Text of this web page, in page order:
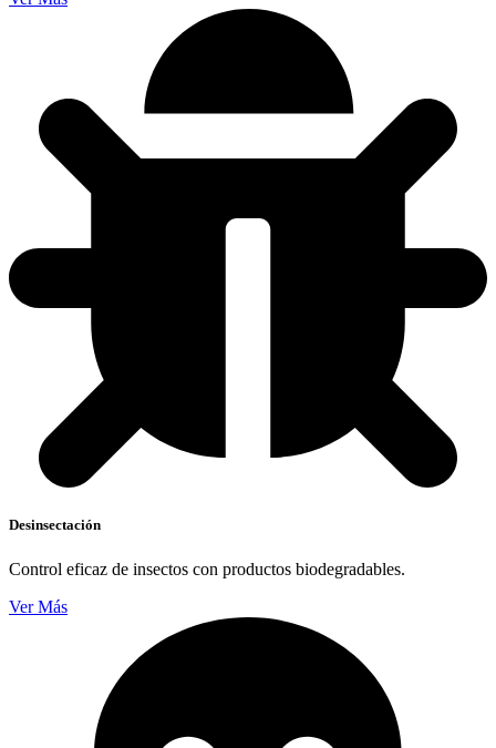
Desinsectación
Control eficaz de insectos con productos biodegradables.
Ver Más